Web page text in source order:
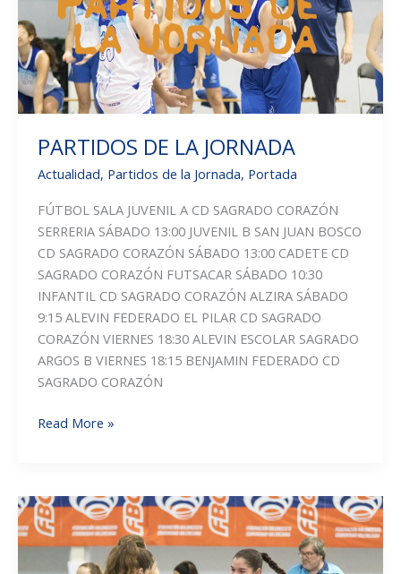
PARTIDOS DE LA JORNADA
Actualidad, Partidos de la Jornada, Portada
FÚTBOL SALA JUVENIL A CD SAGRADO CORAZÓN
SERRERIA SÁBADO 13:00 JUVENIL B SAN JUAN BOSCO
CD SAGRADO CORAZÓN SÁBADO 13:00 CADETE CD
SAGRADO CORAZÓN FUTSACAR SÁBADO 10:30
INFANTIL CD SAGRADO CORAZÓN ALZIRA SÁBADO
9:15 ALEVIN FEDERADO EL PILAR CD SAGRADO
CORAZÓN VIERNES 18:30 ALEVIN ESCOLAR SAGRADO
ARGOS B VIERNES 18:15 BENJAMIN FEDERADO CD
SAGRADO CORAZÓN
PARTIDOS
Read More »